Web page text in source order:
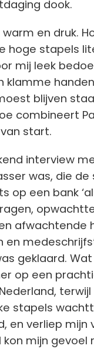
dook.
en druk.
hoge stapels
mij leek
klamme
blijven
combineert
start.
interview
was, die
een bank
afwachtende
en
geklaard.
op een
stapels
en verliep
kon mijn